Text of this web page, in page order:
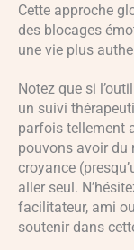
Cette approche
des blocages
une vie plus
Notez que si
un suivi
parfois tellement
pouvons avoir du
croyance
aller seul.
facilitateur, ami
soutenir dans